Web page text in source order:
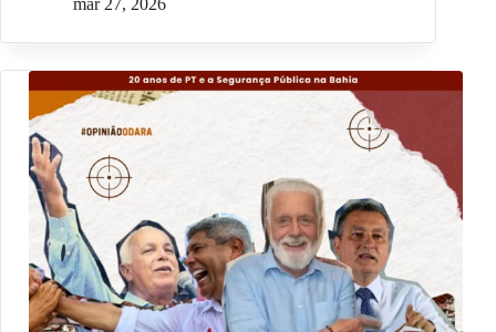
mar 27, 2026